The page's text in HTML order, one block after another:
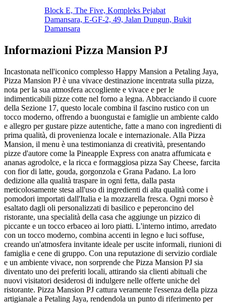
Block E, The Five, Kompleks Pejabat
Damansara, E-GF-2, 49, Jalan Dungun, Bukit
Damansara
Informazioni Pizza Mansion PJ
Incastonata nell'iconico complesso Happy Mansion a Petaling Jaya,
Pizza Mansion PJ è una vivace destinazione incentrata sulla pizza,
nota per la sua atmosfera accogliente e vivace e per le
indimenticabili pizze cotte nel forno a legna. Abbracciando il cuore
della Sezione 17, questo locale combina il fascino rustico con un
tocco moderno, offrendo a buongustai e famiglie un ambiente caldo
e allegro per gustare pizze autentiche, fatte a mano con ingredienti di
prima qualità, di provenienza locale e internazionale. Alla Pizza
Mansion, il menu è una testimonianza di creatività, presentando
pizze d'autore come la Pineapple Express con anatra affumicata e
ananas agrodolce, e la ricca e formaggiosa pizza Say Cheese, farcita
con fior di latte, gouda, gorgonzola e Grana Padano. La loro
dedizione alla qualità traspare in ogni fetta, dalla pasta
meticolosamente stesa all'uso di ingredienti di alta qualità come i
pomodori importati dall'Italia e la mozzarella fresca. Ogni morso è
esaltato dagli oli personalizzati di basilico e peperoncino del
ristorante, una specialità della casa che aggiunge un pizzico di
piccante e un tocco erbaceo ai loro piatti. L'interno intimo, arredato
con un tocco moderno, combina accenti in legno e luci soffuse,
creando un'atmosfera invitante ideale per uscite informali, riunioni di
famiglia e cene di gruppo. Con una reputazione di servizio cordiale
e un ambiente vivace, non sorprende che Pizza Mansion PJ sia
diventato uno dei preferiti locali, attirando sia clienti abituali che
nuovi visitatori desiderosi di indulgere nelle offerte uniche del
ristorante. Pizza Mansion PJ cattura veramente l'essenza della pizza
artigianale a Petaling Jaya, rendendola un punto di riferimento per